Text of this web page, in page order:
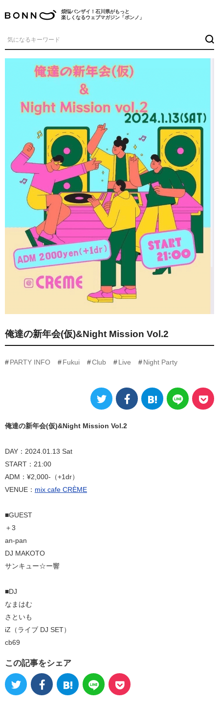
煩悩バンザイ！石川県がもっと
楽しくなるウェブマガジン「ボンノ」
俺達の新年会(仮)&Night Mission Vol.2
PARTY INFO Fukui Club Live Night Party
俺達の新年会(仮)&Night Mission Vol.2
DAY：2024.01.13 Sat
START：21:00
ADM：¥2,000-（+1dr）
VENUE： mix cafe CRÈME
■GUEST
＋3
an-pan
DJ MAKOTO
サンキュー☆ー響
■DJ
なまはむ
さといも
iZ（ライブ DJ SET）
cb69
この記事をシェア